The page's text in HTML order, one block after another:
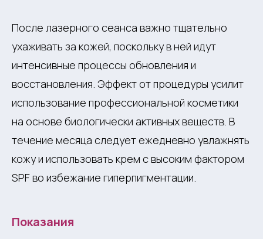
После лазерного сеанса важно тщательно
ухаживать за кожей, поскольку в ней идут
интенсивные процессы обновления и
восстановления. Эффект от процедуры усилит
использование профессиональной косметики
на основе биологически активных веществ. В
течение месяца следует ежедневно увлажнять
кожу и использовать крем с высоким фактором
SPF во избежание гиперпигментации.
Показания